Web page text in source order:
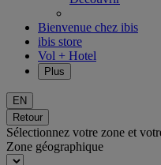
Bienvenue chez ibis
ibis store
Vol + Hotel
Plus
EN
Retour
Sélectionnez votre zone et
Zone géographique